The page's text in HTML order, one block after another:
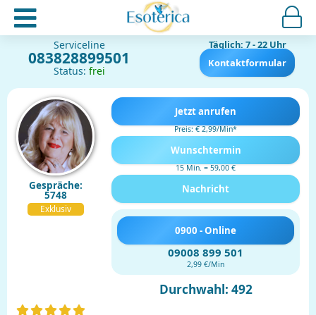
Serviceline
083828899501
Status: frei
Täglich: 7 - 22 Uhr
Kontaktformular
Gespräche:
5748
Exklusiv
Jetzt anrufen
Preis: € 2,99/Min*
Wunschtermin
15 Min. = 59,00 €
Nachricht
0900 - Online
09008 899 501
2,99 €/Min
Durchwahl: 492